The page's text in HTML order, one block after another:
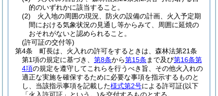
的のいずれかに該当すること。
(2)
火入地の周囲の現況、防火の設備の計画、火入予定期
間における気象状況の見通し等からみて、周囲に延焼の
おそれがないと認められること。
(許可証の交付等)
第4条
町長は、火入れの許可をするときは、森林法第21条
第1項の規定に基づき、 第8条から第15条 まで及び第16条第
4項の規定を遵守してこれらを行うべき旨、その他火入れの
適正な実施を確保するために必要な事項を指示するものと
し、当該指示事項を記載した様式第2号による許可証(以下